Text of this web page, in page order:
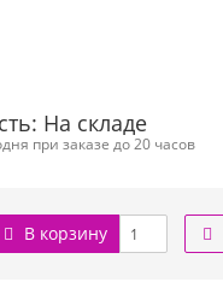
На складе
при заказе до 20 часов
В корзину